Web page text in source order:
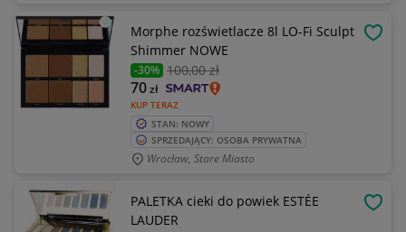
Morphe rozświetlacze 8l LO-Fi Sculpt
Shimmer NOWE
-30% 100,00 zł
KUP TERAZ
70zł
STAN: NOWY
SPRZEDAJĄCY: OSOBA PRYWATNA
Wrocław, Stare Miasto
PALETKA cieki do powiek ESTÉE
LAUDER